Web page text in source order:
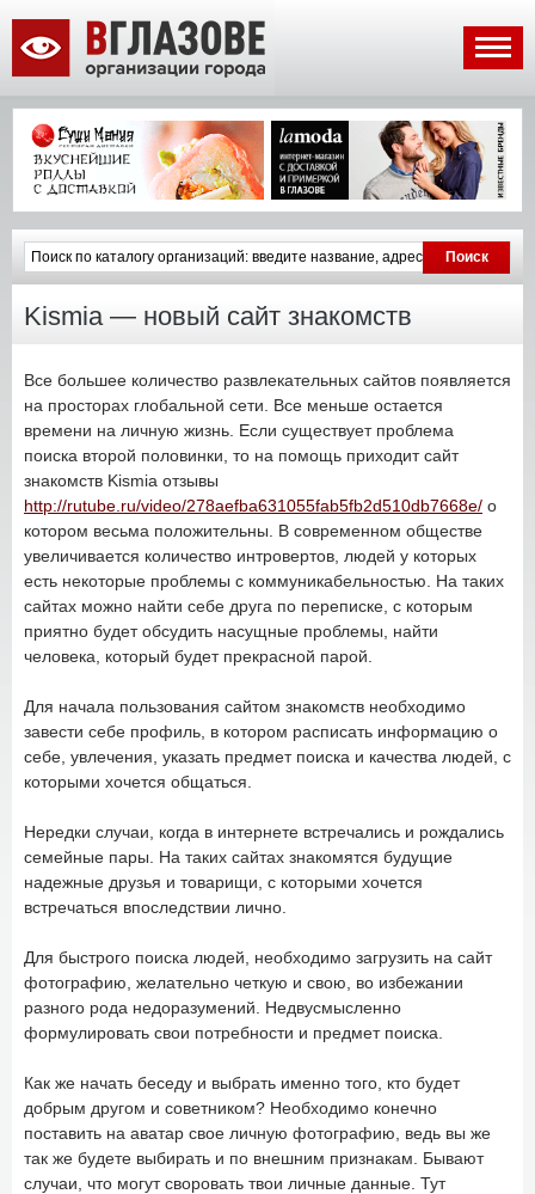
Kismia — новый сайт знакомств
Все большее количество развлекательных сайтов появляется
на просторах глобальной сети. Все меньше остается
времени на личную жизнь. Если существует проблема
поиска второй половинки, то на помощь приходит сайт
знакомств Kismia отзывы
http://rutube.ru/video/278aefba631055fab5fb2d510db7668e/ о
котором весьма положительны. В современном обществе
увеличивается количество интровертов, людей у которых
есть некоторые проблемы с коммуникабельностью. На таких
сайтах можно найти себе друга по переписке, с которым
приятно будет обсудить насущные проблемы, найти
человека, который будет прекрасной парой.
Для начала пользования сайтом знакомств необходимо
завести себе профиль, в котором расписать информацию о
себе, увлечения, указать предмет поиска и качества людей, с
которыми хочется общаться.
Нередки случаи, когда в интернете встречались и рождались
семейные пары. На таких сайтах знакомятся будущие
надежные друзья и товарищи, с которыми хочется
встречаться впоследствии лично.
Для быстрого поиска людей, необходимо загрузить на сайт
фотографию, желательно четкую и свою, во избежании
разного рода недоразумений. Недвусмысленно
формулировать свои потребности и предмет поиска.
Как же начать беседу и выбрать именно того, кто будет
добрым другом и советником? Необходимо конечно
поставить на аватар свое личную фотографию, ведь вы же
так же будете выбирать и по внешним признакам. Бывают
случаи, что могут своровать твои личные данные. Тут